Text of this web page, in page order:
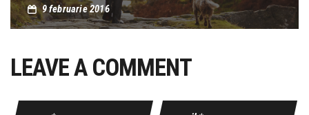
9 februarie 2016
LEAVE A COMMENT